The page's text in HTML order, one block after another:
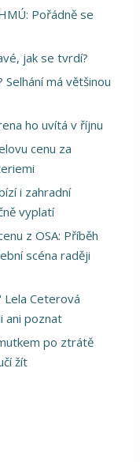
Pořádně se
jak se tvrdí?
má většinou
ho uvítá v říjnu
cenu za
i zahradní
vyplatí
z OSA: Příběh
scéna raději
Ceterová
ani poznat
po ztrátě
žít